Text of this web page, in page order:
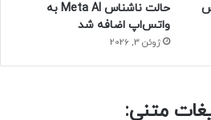
حالت ناشناس Meta AI به
واتس‌اپ اضافه شد
ژوئن 3, 2026
متنی: